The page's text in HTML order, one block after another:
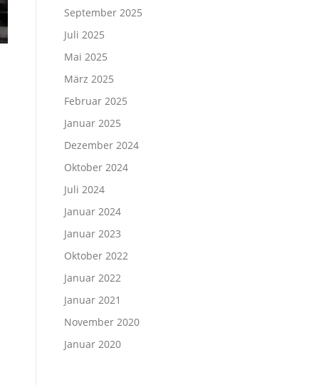
September 2025
Juli 2025
Mai 2025
März 2025
Februar 2025
Januar 2025
Dezember 2024
Oktober 2024
Juli 2024
Januar 2024
Januar 2023
Oktober 2022
Januar 2022
Januar 2021
November 2020
Januar 2020